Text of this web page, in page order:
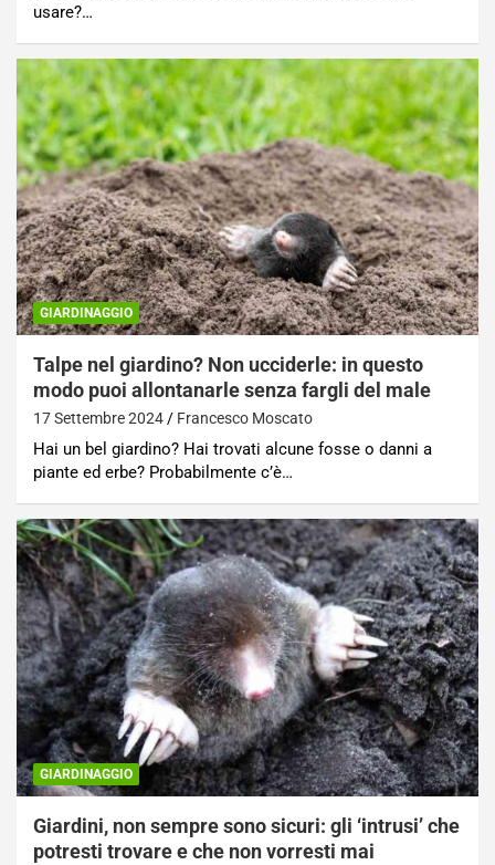
usare?…
GIARDINAGGIO
Talpe nel giardino? Non ucciderle: in questo
modo puoi allontanarle senza fargli del male
17 Settembre 2024 Francesco Moscato
Hai un bel giardino? Hai trovati alcune fosse o danni a
piante ed erbe? Probabilmente c’è…
GIARDINAGGIO
Giardini, non sempre sono sicuri: gli ‘intrusi’ che
potresti trovare e che non vorresti mai